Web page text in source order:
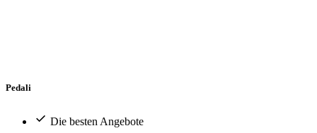
Pedali
Die besten Angebote